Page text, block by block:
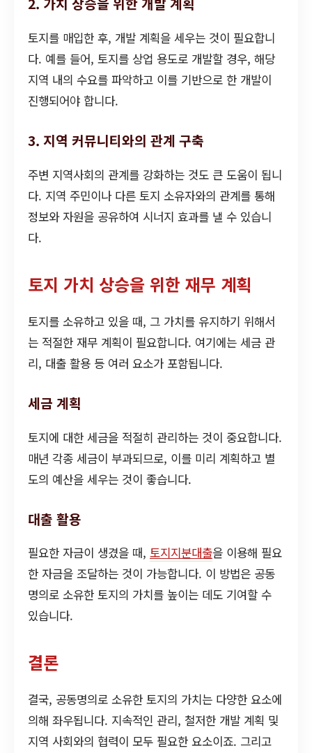
토지를 매입한 후, 개발 계획을 세우는 것이 필요합니
다. 예를 들어, 토지를 상업 용도로 개발할 경우, 해당
지역 내의 수요를 파악하고 이를 기반으로 한 개발이
진행되어야 합니다.
3. 지역 커뮤니티와의 관계 구축
주변 지역사회의 관계를 강화하는 것도 큰 도움이 됩니
다. 지역 주민이나 다른 토지 소유자와의 관계를 통해
정보와 자원을 공유하여 시너지 효과를 낼 수 있습니
다.
토지 가치 상승을 위한 재무 계획
토지를 소유하고 있을 때, 그 가치를 유지하기 위해서
는 적절한 재무 계획이 필요합니다. 여기에는 세금 관
리, 대출 활용 등 여러 요소가 포함됩니다.
세금 계획
토지에 대한 세금을 적절히 관리하는 것이 중요합니다.
매년 각종 세금이 부과되므로, 이를 미리 계획하고 별
도의 예산을 세우는 것이 좋습니다.
대출 활용
필요한 자금이 생겼을 때, 토지지분대출을 이용해 필요
한 자금을 조달하는 것이 가능합니다. 이 방법은 공동
명의로 소유한 토지의 가치를 높이는 데도 기여할 수
있습니다.
결론
결국, 공동명의로 소유한 토지의 가치는 다양한 요소에
의해 좌우됩니다. 지속적인 관리, 철저한 개발 계획 및
지역 사회와의 협력이 모두 필요한 요소이죠. 그리고